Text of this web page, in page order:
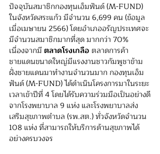
ปัจจุบันสมาชิกกองทุนเอ็มฟันด์ (M-FUND)
ในจังหวัดสระแก้ว มีจำนวน 6,699 คน (ข้อมูล
เมื่อเมษายน 2566) โดยอำเภออรัญประเทศจะ
มีจำนวนสมาชิกมากที่สุด มากกว่า 70%
เนื่องจากมี ตลาดโรงเกลือ ตลาดการค้า
ชายแดนขนาดใหญ่มีแรงงานชาวกัมพูชาข้าม
ฝั่งชายแดนมาทำงานจำนวนมาก กองทุนเอ็ม
ฟันด์ (M-FUND) ได้ดำเนินโครงการมาในระยะ
เวลาเข้าปีที่ 4 โดยได้รับความร่วมมือเป็นอย่างดี
จากโรงพยาบาล 9 แห่ง และโรงพยาบาลส่ง
เสริมสุขภาพตำบล (รพ.สต.) ทั่วจังหวัดจำนวน
108 แห่ง ที่สามารถให้บริการด้านสุขภาพได้
อย่างครบวงจร